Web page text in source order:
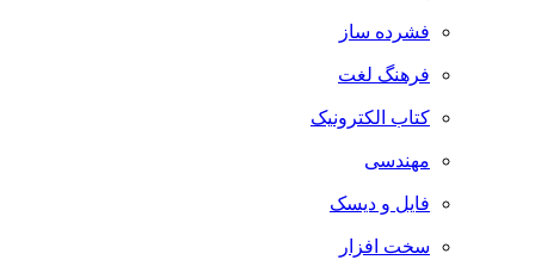
فشرده ساز
فرهنگ لغت
کتاب الکترونیک
مهندسی
فایل و دیسک
سخت افزار